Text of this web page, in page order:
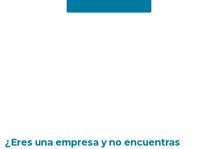
¿Eres una empresa y no encuentras